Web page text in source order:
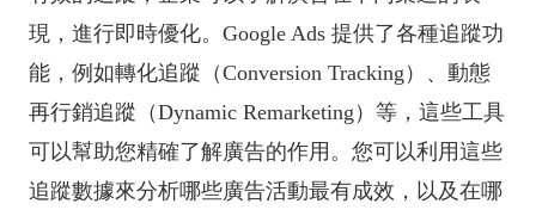
現，進行即時優化。Google Ads 提供了各種追蹤功
能，例如轉化追蹤（Conversion Tracking）、動態
再行銷追蹤（Dynamic Remarketing）等，這些工具
可以幫助您精確了解廣告的作用。您可以利用這些
追蹤數據來分析哪些廣告活動最有成效，以及在哪